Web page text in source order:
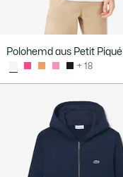
Polohemd aus Petit Piqué
+ 18